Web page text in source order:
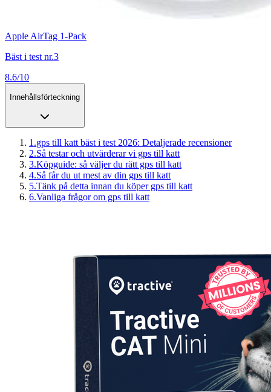
Apple AirTag 1-Pack
Bäst i test nr.3
8.6/10
Innehållsförteckning
1 .gps till katt bäst i test 2026: Detaljerade recensioner
2.Så testar och utvärderar vi gps till katt
3.Köpguide: så väljer du rätt gps till katt
4.Så får du ut mest av din gps till katt
5.Tänk på detta innan du köper gps till katt
6.Vanliga frågor om gps till katt